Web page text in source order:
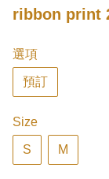
ribbon print
選項
預訂
Size
S M